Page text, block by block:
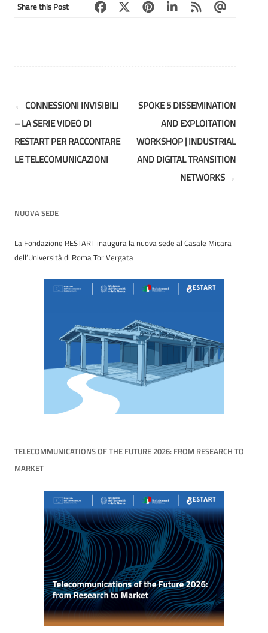
Share this Post
Post
navigation
← CONNESSIONI INVISIBILI
– LA SERIE VIDEO DI
RESTART PER RACCONTARE
LE TELECOMUNICAZIONI
SPOKE 5 DISSEMINATION
AND EXPLOITATION
WORKSHOP | INDUSTRIAL
AND DIGITAL TRANSITION
NETWORKS →
NUOVA SEDE
La Fondazione RESTART inaugura la nuova sede al Casale Micara
dell’Università di Roma Tor Vergata
TELECOMMUNICATIONS OF THE FUTURE 2026: FROM RESEARCH TO
MARKET